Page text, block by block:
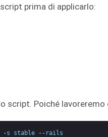
prima di applicarlo:
script. Poiché
-s stable -- rails